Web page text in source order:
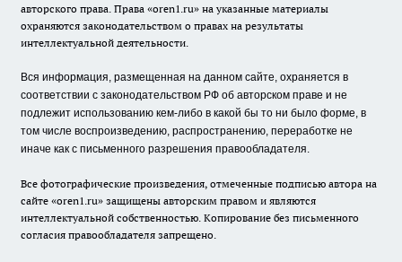
авторского права. Права «oren1.ru» на указанные материалы
охраняются законодательством о правах на результаты
интеллектуальной деятельности.
Вся информация, размещенная на данном сайте, охраняется в
соответствии с законодательством РФ об авторском праве и не
подлежит использованию кем-либо в какой бы то ни было форме, в
том числе воспроизведению, распространению, переработке не
иначе как с письменного разрешения правообладателя.
Все фотографические произведения, отмеченные подписью автора на
сайте «oren1.ru» защищены авторским правом и являются
интеллектуальной собственностью. Копирование без письменного
согласия правообладателя запрещено.